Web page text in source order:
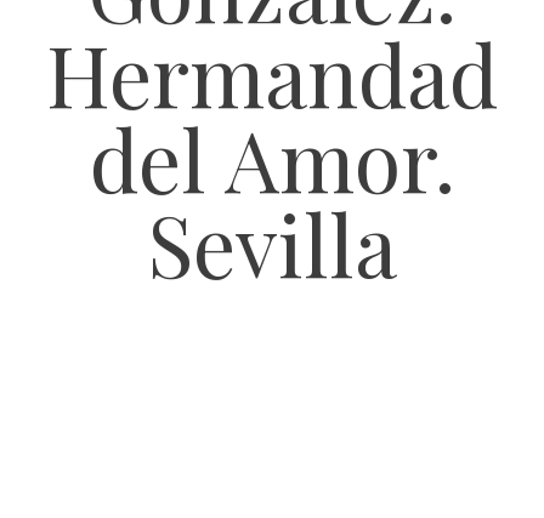
Hermandad
del Amor.
Sevilla